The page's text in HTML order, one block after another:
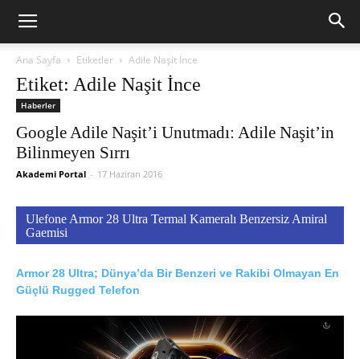
Ana Sayfa Etiketler Adile Naşit İnce
Etiket: Adile Naşit İnce
Haberler
Google Adile Naşit’i Unutmadı: Adile Naşit’in
Bilinmeyen Sırrı
Akademi Portal - 17 Haziran 2016
Ulefone Armor 28 Ultra Termal Kameralı Benzersiz Amiral
Gaemisi
Armor 28 Ultra; Dünya’da Bir Benzeri ve Rakibi Olmayan En
Güçlü Rugged Telefon